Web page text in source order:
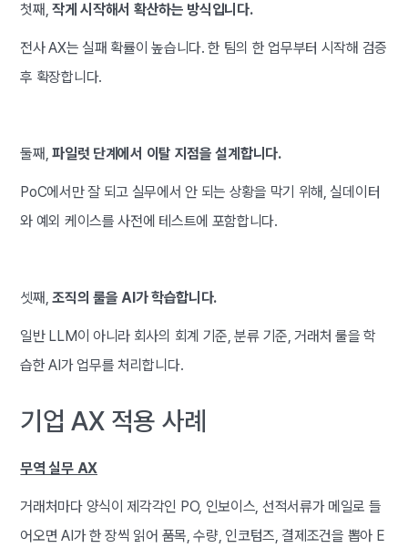
첫째,작게 시작해서 확산하는 방식입니다.
전사 AX는 실패 확률이 높습니다. 한 팀의 한 업무부터 시작해 검증
후 확장합니다.
둘째,파일럿 단계에서 이탈 지점을 설계합니다.
PoC에서만 잘 되고 실무에서 안 되는 상황을 막기 위해, 실데이터
와 예외 케이스를 사전에 테스트에 포함합니다.
셋째,조직의 룰을 AI가 학습합니다.
일반 LLM이 아니라 회사의 회계 기준, 분류 기준, 거래처 룰을 학
습한 AI가 업무를 처리합니다.
기업 AX 적용 사례
무역 실무 AX
거래처마다 양식이 제각각인 PO, 인보이스, 선적서류가 메일로 들
어오면 AI가 한 장씩 읽어 품목, 수량, 인코텀즈, 결제조건을 뽑아 E